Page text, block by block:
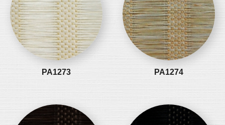
PA1273 PA1274